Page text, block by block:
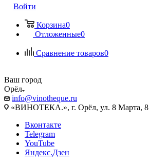
Войти
Корзина0
Отложенные0
Сравнение товаров0
Ваш город
Орёл
info@vinotheque.ru
«ВИНОТЕКА.», г. Орёл, ул. 8 Марта, 8
Вконтакте
Telegram
YouTube
Яндекс.Дзен